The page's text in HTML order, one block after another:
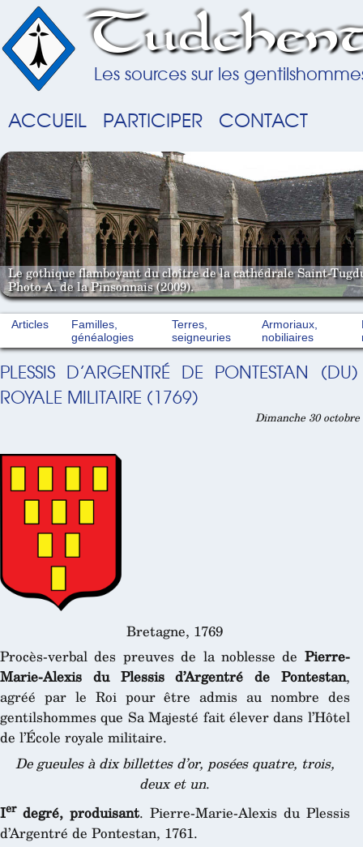
Les sources sur les
ACCUEIL PARTICIPER CONTACT
Le gothique flamboyant du cloître de la cathédrale Saint-
Photo A. de la Pinsonnais (2009).
Articles
Familles,
généalogies
Terres,
seigneuries
Armoriaux,
nobiliaires
PLESSIS D’ARGENTRÉ DE PONTESTAN
ROYALE MILITAIRE (1769)
Dimanche 30
Bretagne, 1769
Procès-verbal des preuves de la noblesse de Pierre-
Marie-Alexis du Plessis d’Argentré de Pontestan,
agréé par le Roi pour être admis au nombre des
gentilshommes que Sa Majesté fait élever dans l’Hôtel
de l’École royale militaire.
De gueules à dix billettes d’or, posées quatre, trois,
deux et un.
Ierdegré, produisant. Pierre-Marie-Alexis du Plessis
d’Argentré de Pontestan, 1761.